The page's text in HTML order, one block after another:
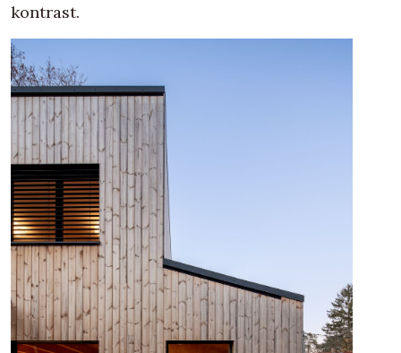
kontrast.